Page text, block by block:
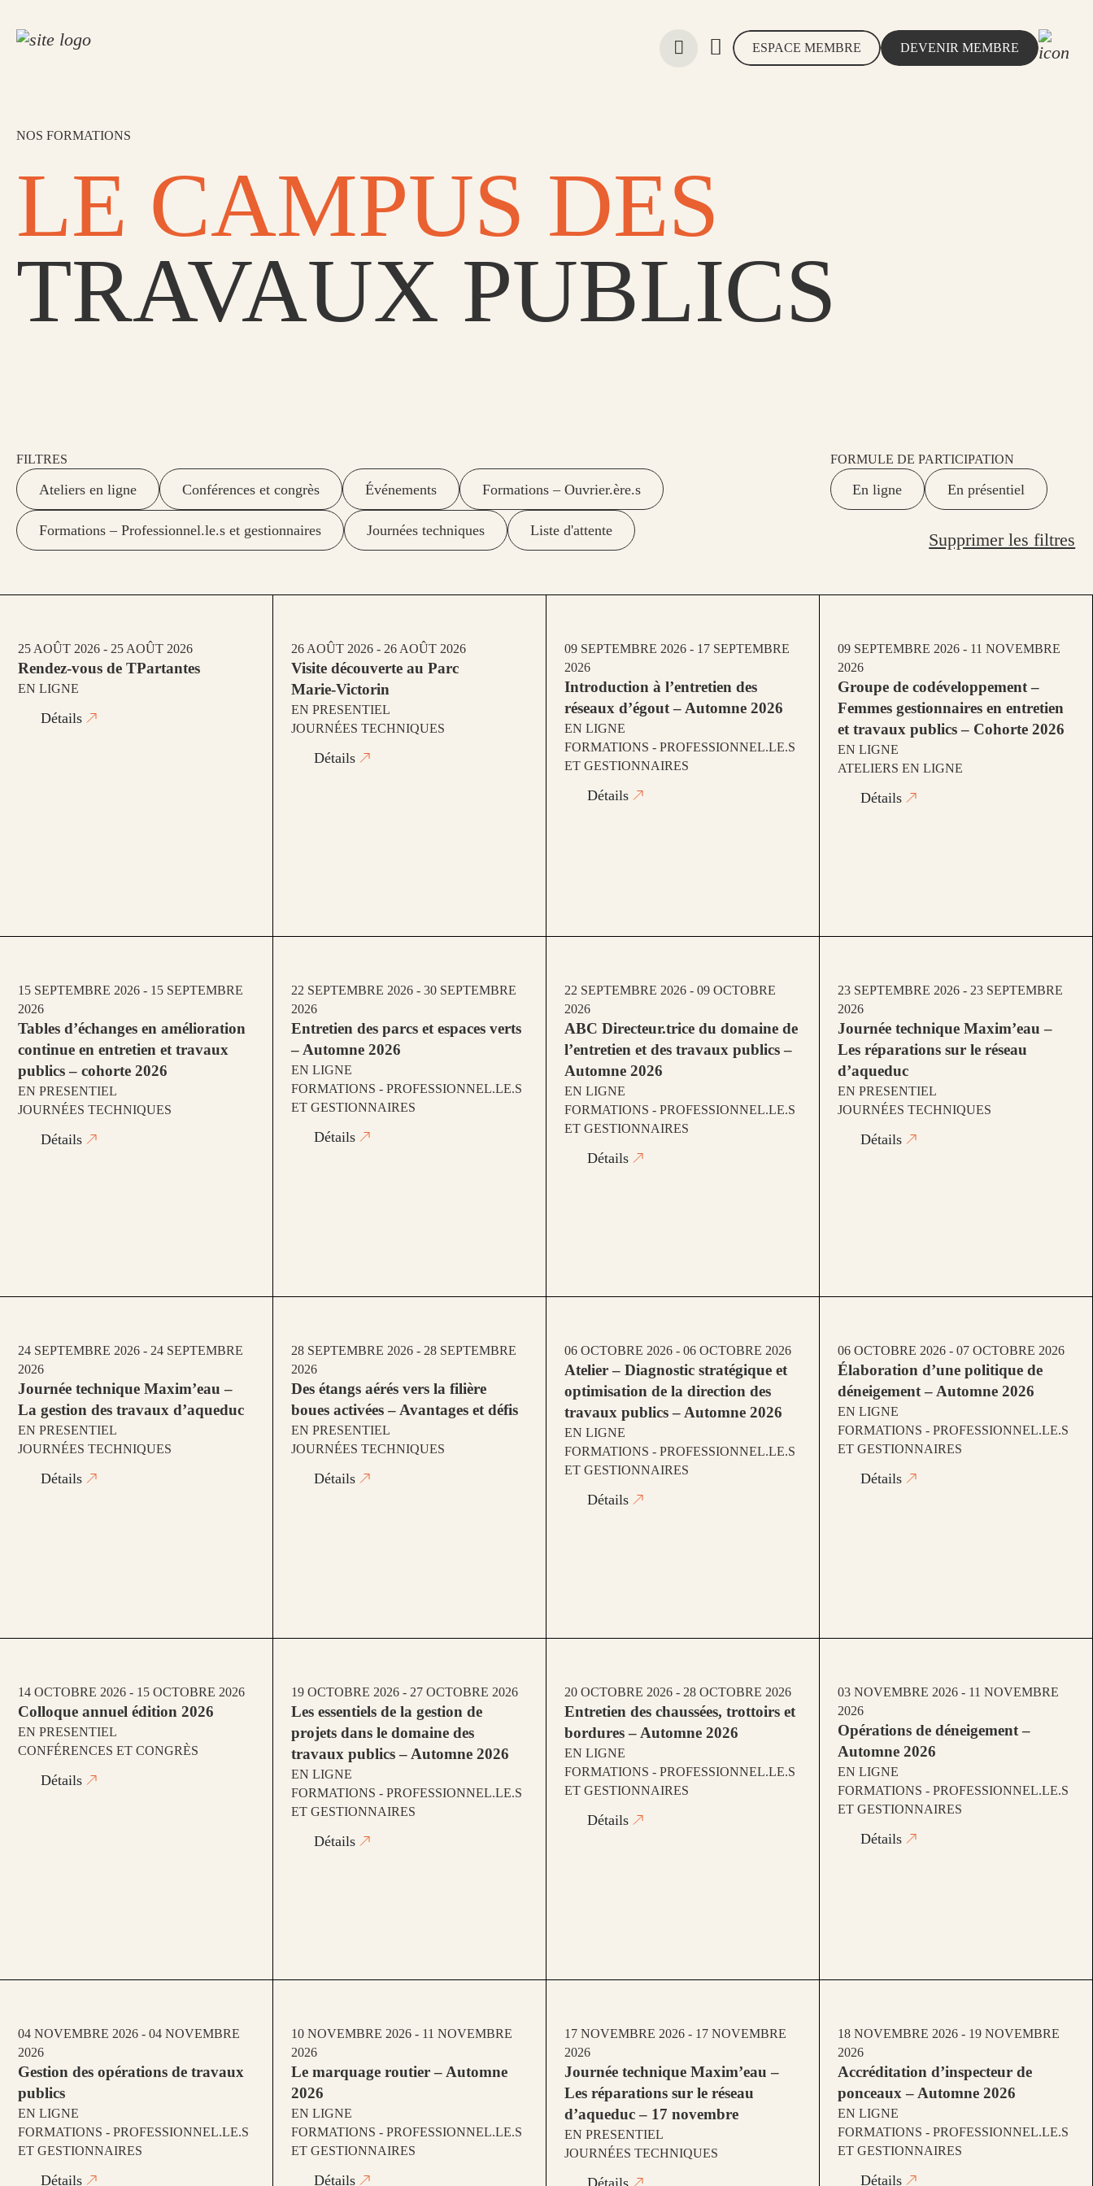
ESPACE MEMBRE DEVENIR MEMBRE
NOS FORMATIONS
LE CAMPUS DES
TRAVAUX PUBLICS
FILTRES
Ateliers en ligne Conférences et congrès Événements Formations – Ouvrier.ère.s
Formations – Professionnel.le.s et gestionnaires Journées techniques Liste d'attente
FORMULE DE PARTICIPATION
En ligne En présentiel
Supprimer les filtres
25 AOÛT 2026 - 25 AOÛT 2026
Rendez-vous de TPartantes
EN LIGNE
Détails
26 AOÛT 2026 - 26 AOÛT 2026
Visite découverte au Parc
Marie‑Victorin
EN PRESENTIEL
JOURNÉES TECHNIQUES
Détails
09 SEPTEMBRE 2026 - 17 SEPTEMBRE
2026
Introduction à l’entretien des
réseaux d’égout – Automne 2026
EN LIGNE
FORMATIONS - PROFESSIONNEL.LE.S
ET GESTIONNAIRES
Détails
09 SEPTEMBRE 2026 - 11 NOVEMBRE
2026
Groupe de codéveloppement –
Femmes gestionnaires en entretien
et travaux publics – Cohorte 2026
EN LIGNE
ATELIERS EN LIGNE
Détails
15 SEPTEMBRE 2026 - 15 SEPTEMBRE
2026
Tables d’échanges en amélioration
continue en entretien et travaux
publics – cohorte 2026
EN PRESENTIEL
JOURNÉES TECHNIQUES
Détails
22 SEPTEMBRE 2026 - 30 SEPTEMBRE
2026
Entretien des parcs et espaces verts
– Automne 2026
EN LIGNE
FORMATIONS - PROFESSIONNEL.LE.S
ET GESTIONNAIRES
Détails
22 SEPTEMBRE 2026 - 09 OCTOBRE
2026
ABC Directeur.trice du domaine de
l’entretien et des travaux publics –
Automne 2026
EN LIGNE
FORMATIONS - PROFESSIONNEL.LE.S
ET GESTIONNAIRES
Détails
23 SEPTEMBRE 2026 - 23 SEPTEMBRE
2026
Journée technique Maxim’eau –
Les réparations sur le réseau
d’aqueduc
EN PRESENTIEL
JOURNÉES TECHNIQUES
Détails
24 SEPTEMBRE 2026 - 24 SEPTEMBRE
2026
Journée technique Maxim’eau –
La gestion des travaux d’aqueduc
EN PRESENTIEL
JOURNÉES TECHNIQUES
Détails
28 SEPTEMBRE 2026 - 28 SEPTEMBRE
2026
Des étangs aérés vers la filière
boues activées – Avantages et défis
EN PRESENTIEL
JOURNÉES TECHNIQUES
Détails
06 OCTOBRE 2026 - 06 OCTOBRE 2026
Atelier – Diagnostic stratégique et
optimisation de la direction des
travaux publics – Automne 2026
EN LIGNE
FORMATIONS - PROFESSIONNEL.LE.S
ET GESTIONNAIRES
Détails
06 OCTOBRE 2026 - 07 OCTOBRE 2026
Élaboration d’une politique de
déneigement – Automne 2026
EN LIGNE
FORMATIONS - PROFESSIONNEL.LE.S
ET GESTIONNAIRES
Détails
14 OCTOBRE 2026 - 15 OCTOBRE 2026
Colloque annuel édition 2026
EN PRESENTIEL
CONFÉRENCES ET CONGRÈS
Détails
19 OCTOBRE 2026 - 27 OCTOBRE 2026
Les essentiels de la gestion de
projets dans le domaine des
travaux publics – Automne 2026
EN LIGNE
FORMATIONS - PROFESSIONNEL.LE.S
ET GESTIONNAIRES
Détails
20 OCTOBRE 2026 - 28 OCTOBRE 2026
Entretien des chaussées, trottoirs et
bordures – Automne 2026
EN LIGNE
FORMATIONS - PROFESSIONNEL.LE.S
ET GESTIONNAIRES
Détails
03 NOVEMBRE 2026 - 11 NOVEMBRE
2026
Opérations de déneigement –
Automne 2026
EN LIGNE
FORMATIONS - PROFESSIONNEL.LE.S
ET GESTIONNAIRES
Détails
04 NOVEMBRE 2026 - 04 NOVEMBRE
2026
Gestion des opérations de travaux
publics
EN LIGNE
FORMATIONS - PROFESSIONNEL.LE.S
ET GESTIONNAIRES
Détails
10 NOVEMBRE 2026 - 11 NOVEMBRE
2026
Le marquage routier – Automne
2026
EN LIGNE
FORMATIONS - PROFESSIONNEL.LE.S
ET GESTIONNAIRES
Détails
17 NOVEMBRE 2026 - 17 NOVEMBRE
2026
Journée technique Maxim’eau –
Les réparations sur le réseau
d’aqueduc – 17 novembre
EN PRESENTIEL
JOURNÉES TECHNIQUES
18 NOVEMBRE 2026 - 19 NOVEMBRE
2026
Accréditation d’inspecteur de
ponceaux – Automne 2026
EN LIGNE
FORMATIONS - PROFESSIONNEL.LE.S
ET GESTIONNAIRES
Détails